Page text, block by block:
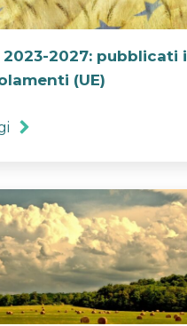
2023-2027: pubblicati i
(UE)